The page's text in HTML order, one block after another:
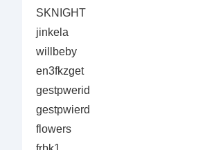
SKNIGHT
jіnkеlа
willbeby
en3fkzget
gestpwerid
gestpwierd
flowers